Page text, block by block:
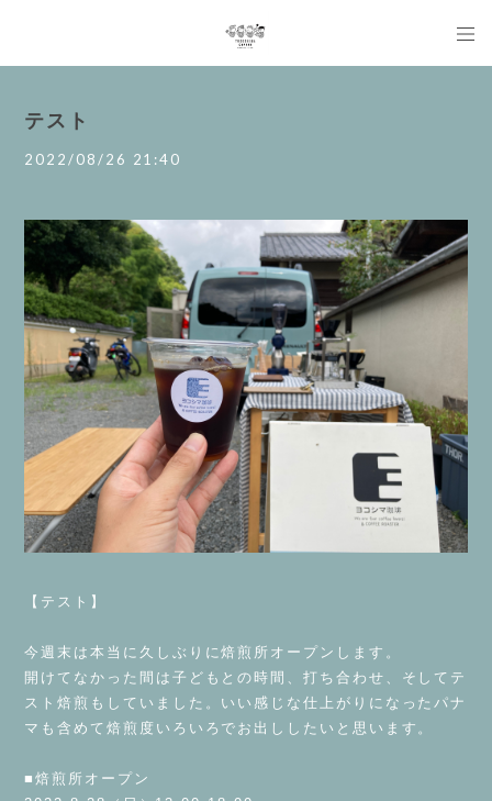
テスト
2022/08/26 21:40
【テスト】
今週末は本当に久しぶりに焙煎所オープンします。
開けてなかった間は子どもとの時間、打ち合わせ、そしてテ
スト焙煎もしていました。いい感じな仕上がりになったパナ
マも含めて焙煎度いろいろでお出ししたいと思います。
■焙煎所オープン